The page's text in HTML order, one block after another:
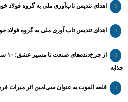
اهدای تندیس تاب‌آوری ملی به گروه فولاد
اهدای تندیس تاب آوری ملی به گروه فولاد
از
چذابه
قلعه الموت به عنوان سی‌امین اثر میراث‌